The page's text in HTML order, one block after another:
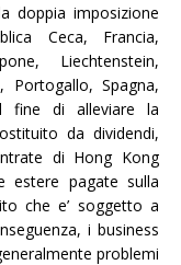
doppia imposizione
Ceca, Francia,
Liechtenstein,
Portogallo, Spagna,
fine di alleviare la
da dividendi,
di Hong Kong
estere pagate sulla
che e’ soggetto a
i business
problemi